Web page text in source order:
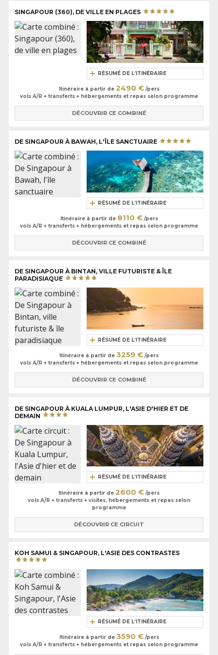
SINGAPOUR (360), DE VILLE EN PLAGES
RÉSUMÉ DE L’ITINÉRAIRE
Itinéraire à partir de 2490 €/pers
vols A/R + transferts + hébergements et repas selon programme
DÉCOUVRIR CE COMBINÉ
DE SINGAPOUR À BAWAH, L'ÎLE SANCTUAIRE
RÉSUMÉ DE L’ITINÉRAIRE
Itinéraire à partir de 8110 €/pers
vols A/R + transferts + hébergements et repas selon programme
DÉCOUVRIR CE COMBINÉ
DE SINGAPOUR À BINTAN, VILLE FUTURISTE & ÎLE
PARADISIAQUE
RÉSUMÉ DE L’ITINÉRAIRE
Itinéraire à partir de 3259 € /pers
vols A/R + transferts + hébergements et repas selon programme
DÉCOUVRIR CE COMBINÉ
DE SINGAPOUR À KUALA LUMPUR, L'ASIE D'HIER ET DE
DEMAIN
RÉSUMÉ DE L’ITINÉRAIRE
Itinéraire à partir de 2600 € /pers
vols A/R + transferts + visites, hébergements et repas selon
programme
DÉCOUVRIR CE CIRCUIT
KOH SAMUI & SINGAPOUR, L'ASIE DES CONTRASTES
RÉSUMÉ DE L’ITINÉRAIRE
Itinéraire à partir de 3590 €/pers
vols A/R + transferts + hébergements et repas selon programme